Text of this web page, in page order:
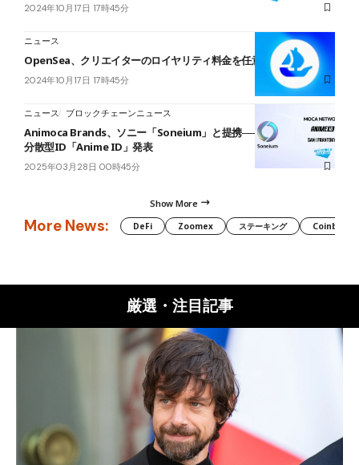
2024年10月17日 17時45分
ニュース
OpenSea、クリエイターのロイヤリティ料金を任意化
2024年10月17日 17時45分
ニュース ブロックチェーンニュース
Animoca Brands、ソニー「Soneium」と提携──アニメ×Web3の
分散型ID「Anime ID」発表
2025年03月28日 00時45分
Show More
More News: DeFi Zoomex ステーキング Coinbase
厳選・注目記事